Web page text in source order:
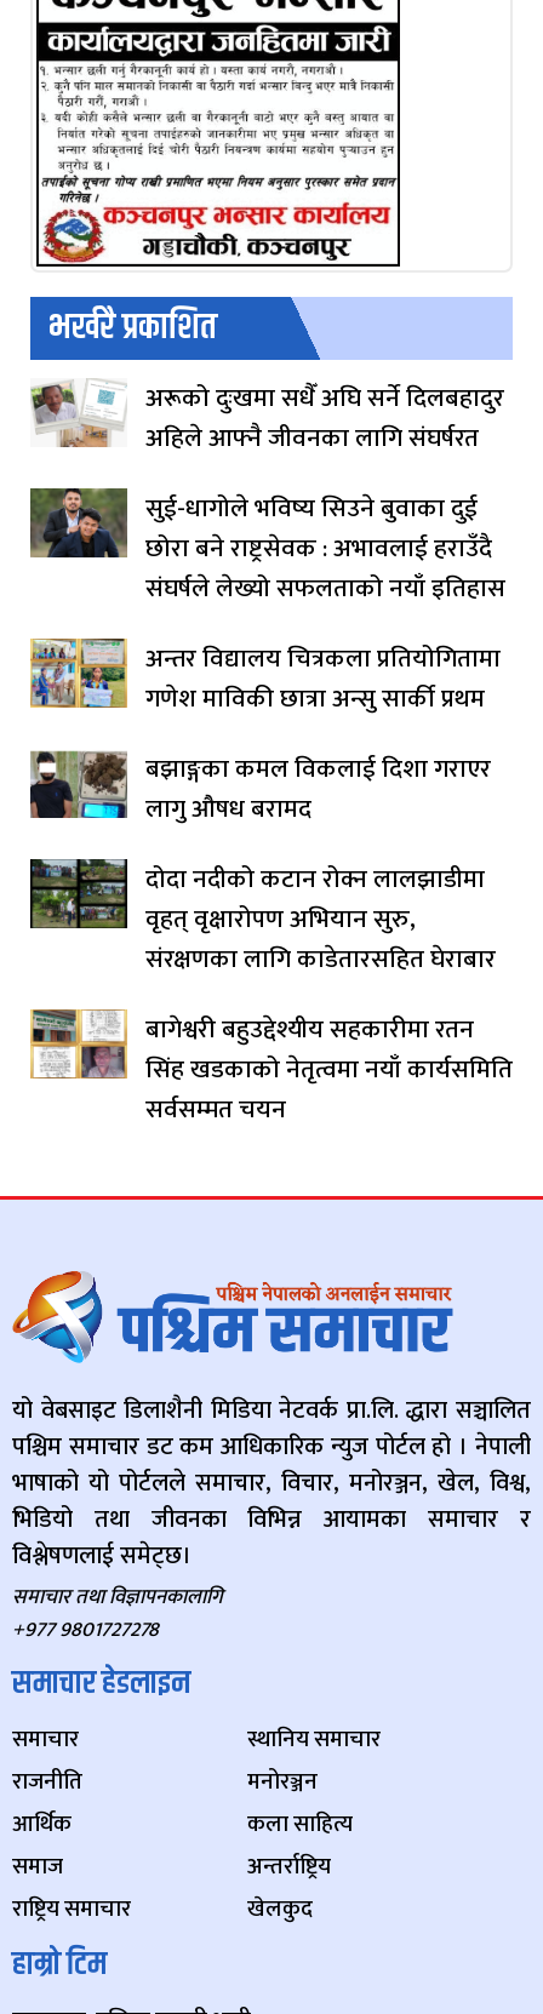
भर्खरै प्रकाशित
अरूको दुःखमा सधैँ अघि सर्ने दिलबहादुर
अहिले आफ्नै जीवनका लागि संघर्षरत
सुई-धागोले भविष्य सिउने बुवाका दुई
छोरा बने राष्ट्रसेवक : अभावलाई हराउँदै
संघर्षले लेख्यो सफलताको नयाँ इतिहास
अन्तर विद्यालय चित्रकला प्रतियोगितामा
गणेश माविकी छात्रा अन्सु सार्की प्रथम
बझाङ्गका कमल विकलाई दिशा गराएर
लागु औषध बरामद
दोदा नदीको कटान रोक्न लालझाडीमा
वृहत् वृक्षारोपण अभियान सुरु,
संरक्षणका लागि काडेतारसहित घेराबार
बागेश्वरी बहुउद्देश्यीय सहकारीमा रतन
सिंह खडकाको नेतृत्वमा नयाँ कार्यसमिति
सर्वसम्मत चयन
यो वेबसाइट डिलाशैनी मिडिया नेटवर्क प्रा.लि. द्धारा सञ्चालित
पश्चिम समाचार डट कम आधिकारिक न्युज पोर्टल हो । नेपाली
भाषाको यो पोर्टलले समाचार, विचार, मनोरञ्जन, खेल, विश्व,
भिडियो तथा जीवनका विभिन्न आयामका समाचार र
विश्लेषणलाई समेट्छ।
समाचार तथा विज्ञापनकालागि
+977 9801727278
समाचार हेडलाइन
समाचार
राजनीति
आर्थिक
समाज
राष्ट्रिय समाचार
स्थानिय समाचार
मनोरञ्जन
कला साहित्य
अन्तर्राष्ट्रिय
खेलकुद
हाम्रो टिम